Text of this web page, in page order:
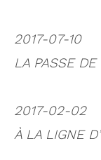
2017-07-10
LA PASSE
2017-02-02
À LA LIGNE